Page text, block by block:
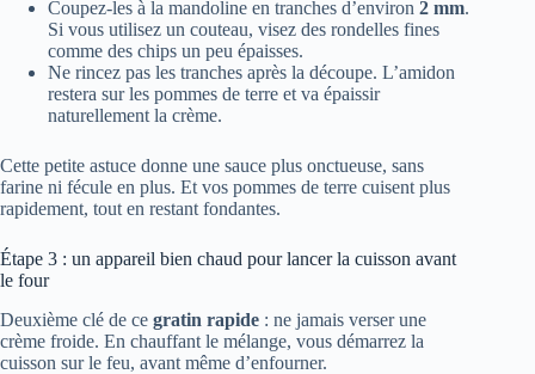
Coupez-les à la mandoline en tranches d’environ 2 mm.
Si vous utilisez un couteau, visez des rondelles fines
comme des chips un peu épaisses.
Ne rincez pas les tranches après la découpe. L’amidon
restera sur les pommes de terre et va épaissir
naturellement la crème.
Cette petite astuce donne une sauce plus onctueuse, sans
farine ni fécule en plus. Et vos pommes de terre cuisent plus
rapidement, tout en restant fondantes.
Étape 3 : un appareil bien chaud pour lancer la cuisson avant
le four
Deuxième clé de ce gratin rapide : ne jamais verser une
crème froide. En chauffant le mélange, vous démarrez la
cuisson sur le feu, avant même d’enfourner.